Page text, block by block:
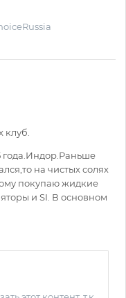
клуб.
на чистых солях
покупаю жидкие
и SI. В основном